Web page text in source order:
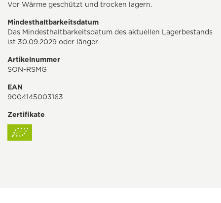
Vor Wärme geschützt und trocken lagern.
Mindesthaltbarkeitsdatum
Das Mindesthaltbarkeitsdatum des aktuellen Lagerbestands
ist 30.09.2029 oder länger
Artikelnummer
SON-RSMG
EAN
9004145003163
Zertifikate